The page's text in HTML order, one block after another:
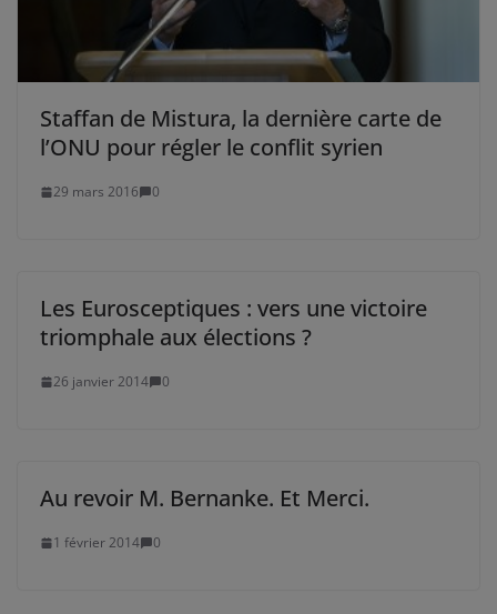
Staffan de Mistura, la dernière carte de
l’ONU pour régler le conflit syrien
29 mars 2016 0
Les Eurosceptiques : vers une victoire
triomphale aux élections ?
26 janvier 2014 0
Au revoir M. Bernanke. Et Merci.
1 février 2014 0